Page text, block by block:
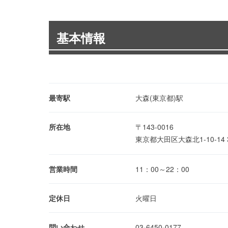
基本情報
最寄駅 大森(東京都)駅
所在地
〒143-0016
東京都大田区大森北1-10-14
営業時間 11：00～22：00
定休日 火曜日